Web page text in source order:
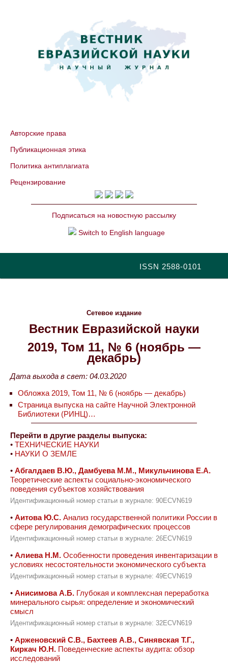
Авторские права
Публикационная этика
Политика антиплагиата
Рецензирование
Подписаться на новостную рассылку
Switch to English language
ISSN 2588-0101
Сетевое издание
Вестник Евразийской науки
2019, Том 11, № 6 (ноябрь —
декабрь)
Дата выхода в свет: 04.03.2020
Обложка 2019, Том 11, № 6 (ноябрь — декабрь)
Страница выпуска на сайте Научной Электронной
Библиотеки (РИНЦ)…
Перейти в другие разделы выпуска:
• ТЕХНИЧЕСКИЕ НАУКИ
• НАУКИ О ЗЕМЛЕ
• Абгалдаев В.Ю., Дамбуева М.М., Микульчинова Е.А.
Теоретические аспекты социально-экономического
поведения субъектов хозяйствования
Идентификационный номер статьи в журнале: 90ECVN619
• Аитова Ю.С. Анализ государственной политики России в
сфере регулирования демографических процессов
Идентификационный номер статьи в журнале: 26ECVN619
• Алиева Н.М. Особенности проведения инвентаризации в
условиях несостоятельности экономического субъекта
Идентификационный номер статьи в журнале: 49ECVN619
• Анисимова А.Б. Глубокая и комплексная переработка
минерального сырья: определение и экономический
смысл
Идентификационный номер статьи в журнале: 32ECVN619
• Арженовский С.В., Бахтеев А.В., Синявская Т.Г.,
Киркач Ю.Н. Поведенческие аспекты аудита: обзор
исследований